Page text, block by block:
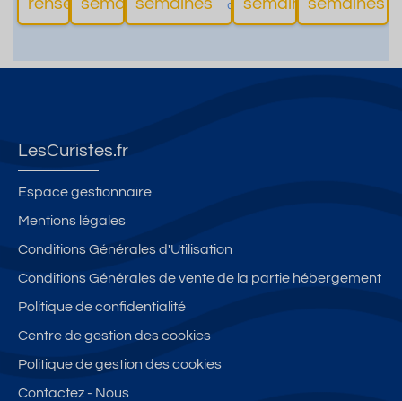
et
ag
d'informations
, Aix
tre
d'informations
s et lac.
suppléme
d'informations
ville
Les
thermes
bles à
LesCuristes.fr
Espace gestionnaire
Mentions légales
Conditions Générales d'Utilisation
Conditions Générales de vente de la partie hébergement
Politique de confidentialité
Centre de gestion des cookies
Politique de gestion des cookies
Contactez - Nous